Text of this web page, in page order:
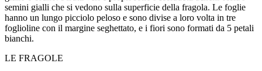
semini gialli che si vedono sulla superficie della fragola. Le foglie
hanno un lungo picciolo peloso e sono divise a loro volta in tre
foglioline con il margine seghettato, e i fiori sono formati da 5 petali
bianchi.
LE FRAGOLE